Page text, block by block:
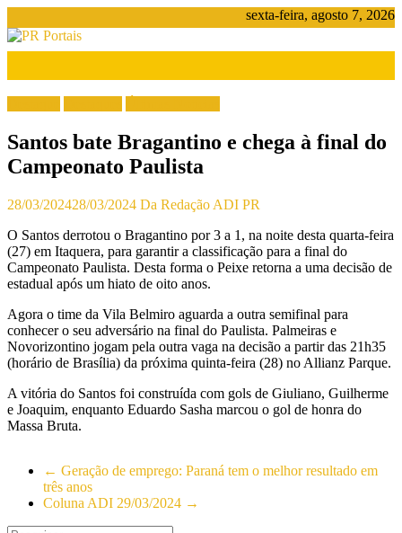
para
o
sexta-feira, agosto 7, 2026
de
notícias
do
Santos bate Bragantino e chega à final do
Campeonato Paulista
28/03/202428/03/2024 Da Redação ADI PR
O Santos derrotou o Bragantino por 3 a 1, na noite desta quarta-feira
(27) em Itaquera, para garantir a classificação para a final do
Campeonato Paulista. Desta forma o Peixe retorna a uma decisão de
estadual após um hiato de oito anos.
Agora o time da Vila Belmiro aguarda a outra semifinal para
conhecer o seu adversário na final do Paulista. Palmeiras e
Novorizontino jogam pela outra vaga na decisão a partir das 21h35
(horário de Brasília) da próxima quinta-feira (28) no Allianz Parque.
A vitória do Santos foi construída com gols de Giuliano, Guilherme
e Joaquim, enquanto Eduardo Sasha marcou o gol de honra do
Massa Bruta.
← Geração de emprego: Paraná tem o melhor resultado em
três anos
Coluna ADI 29/03/2024 →